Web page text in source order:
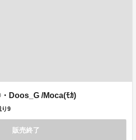
Doos_G /Moca(ﾓｶ)
9
販売終了